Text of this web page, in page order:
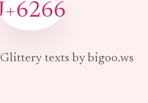
Glittery texts by bigoo.ws